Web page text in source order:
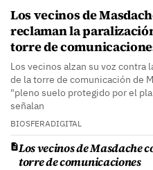
Los vecinos de
reclaman la
torre de
Los vecinos alzan su voz contra
de la torre de comunicación de
"pleno suelo protegido por el
señalan
BIOSFERADIGITAL
Los vecinos de Masdache
torre de comunicaciones